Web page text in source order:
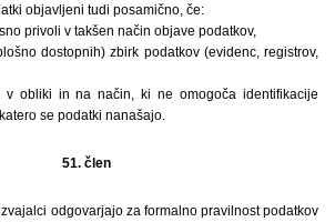
objavljeni tudi posamično, če:
privoli v takšen način objave podatkov,
dostopnih) zbirk podatkov (evidenc, registrov,
obliki in na način, ki ne omogoča identifikacije
se podatki nanašajo.
51. člen
odgovarjajo za formalno pravilnost podatkov